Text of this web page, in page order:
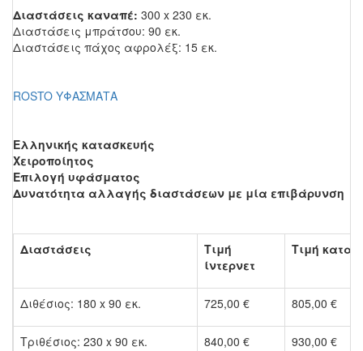
Διαστάσεις καναπέ: 300 x 230 εκ.
Διαστάσεις μπράτσου: 90 εκ.
Διαστάσεις πάχος αφρολέξ: 15 εκ.
ROSTO ΥΦΑΣΜΑΤΑ
Ελληνικής κατασκευής
Χειροποίητος
Επιλογή υφάσματος
Δυνατότητα αλλαγής διαστάσεων με μία επιβάρυνση
Διαστάσεις
Τιμή
ίντερνετ
Τιμή
Διθέσιος: 180 x 90 εκ. 725,00 € 805,00 €
Τριθέσιος: 230 x 90 εκ. 840,00 € 930,00 €